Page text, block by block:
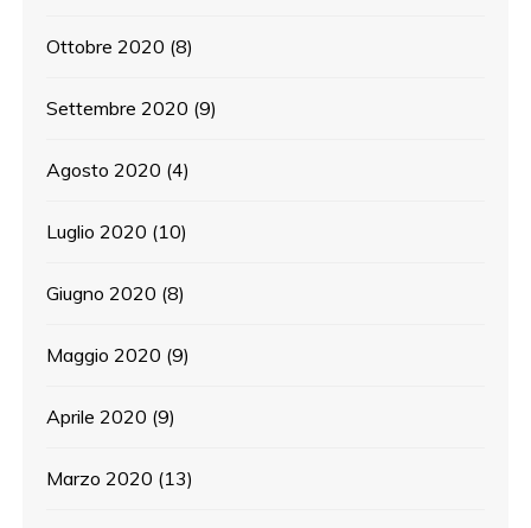
Ottobre 2020 (8)
Settembre 2020 (9)
Agosto 2020 (4)
Luglio 2020 (10)
Giugno 2020 (8)
Maggio 2020 (9)
Aprile 2020 (9)
Marzo 2020 (13)